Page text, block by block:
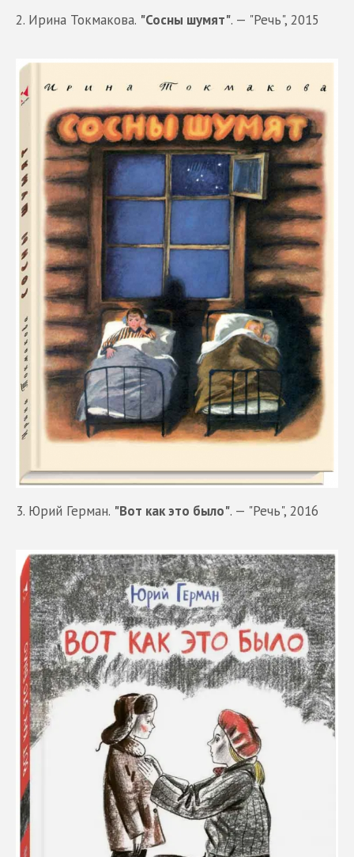
2. Ирина Токмакова. "Сосны шумят". — "Речь", 2015
3. Юрий Герман. "Вот как это было". — "Речь", 2016